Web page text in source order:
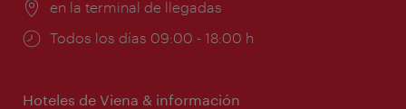
Lugar:
en la terminal de llegadas
Horarios
Todos los días 09:00 - 18:00 h
Hoteles de Viena & información